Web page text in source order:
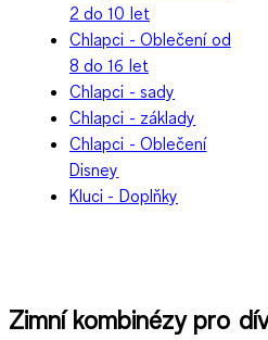
2 do 10 let
Chlapci - Oblečení od
8 do 16 let
Chlapci - sady
Chlapci - základy
Chlapci - Oblečení
Disney
Kluci - Doplňky
Zimní kombinézy pro